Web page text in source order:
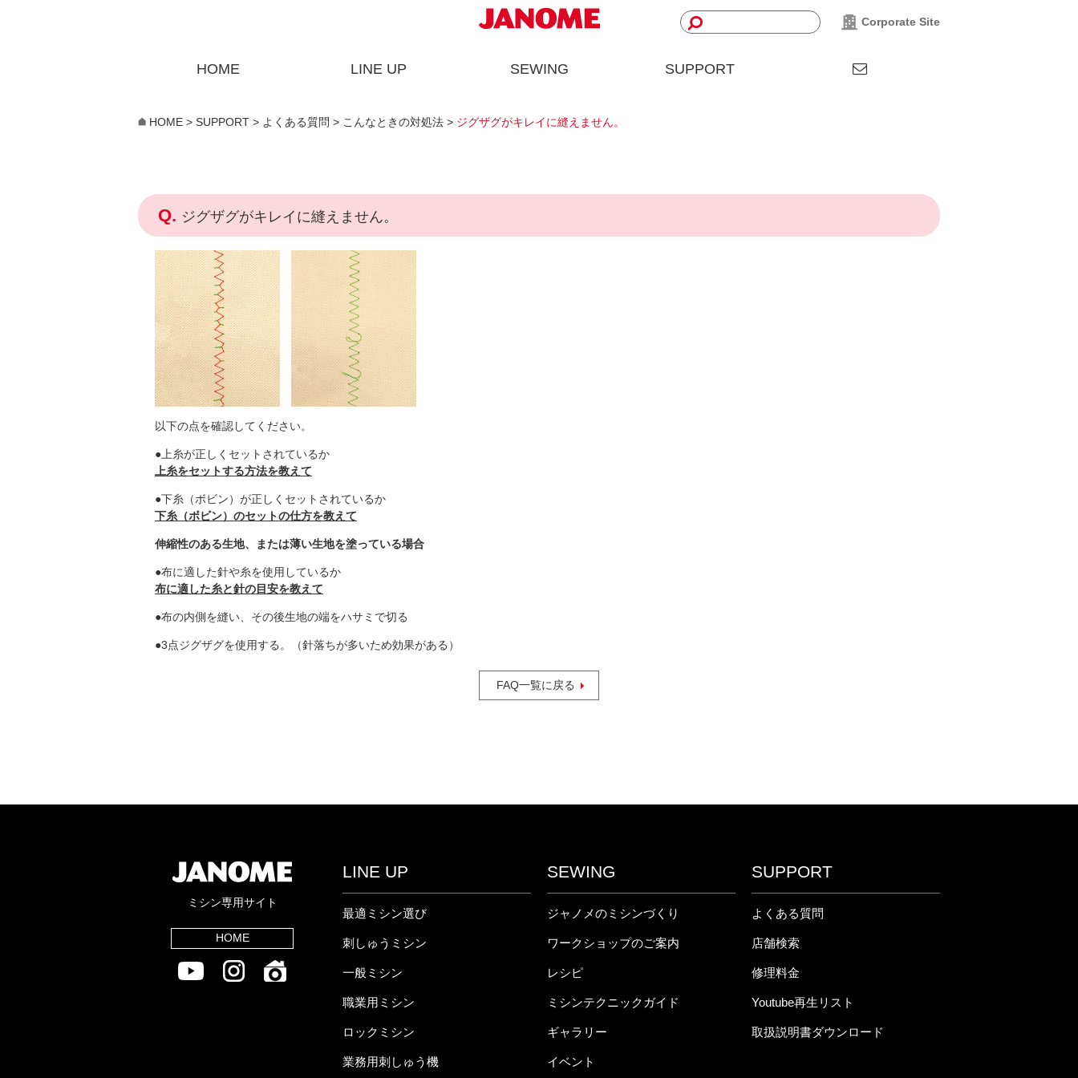
Corporate Site
HOME LINE UP SEWING SUPPORT
HOME > SUPPORT > よくある質問 > こんなときの対処法 > ジグザグがキレイに縫えません。
ジグザグがキレイに縫えません。
以下の点を確認してください。
●上糸が正しくセットされているか
上糸をセットする方法を教えて
●下糸（ボビン）が正しくセットされているか
下糸（ボビン）のセットの仕方を教えて
伸縮性のある生地、または薄い生地を塗っている場合
●布に適した針や糸を使用しているか
布に適した糸と針の目安を教えて
●布の内側を縫い、その後生地の端をハサミで切る
●3点ジグザグを使用する。（針落ちが多いため効果がある）
FAQ一覧に戻る
ミシン専用サイト
HOME
LINE UP
最適ミシン選び
刺しゅうミシン
一般ミシン
職業用ミシン
ロックミシン
業務用刺しゅう機
SEWING
ジャノメのミシンづくり
ワークショップのご案内
レシピ
ミシンテクニックガイド
ギャラリー
イベント
SUPPORT
よくある質問
店舗検索
修理料金
Youtube再生リスト
取扱説明書ダウンロード